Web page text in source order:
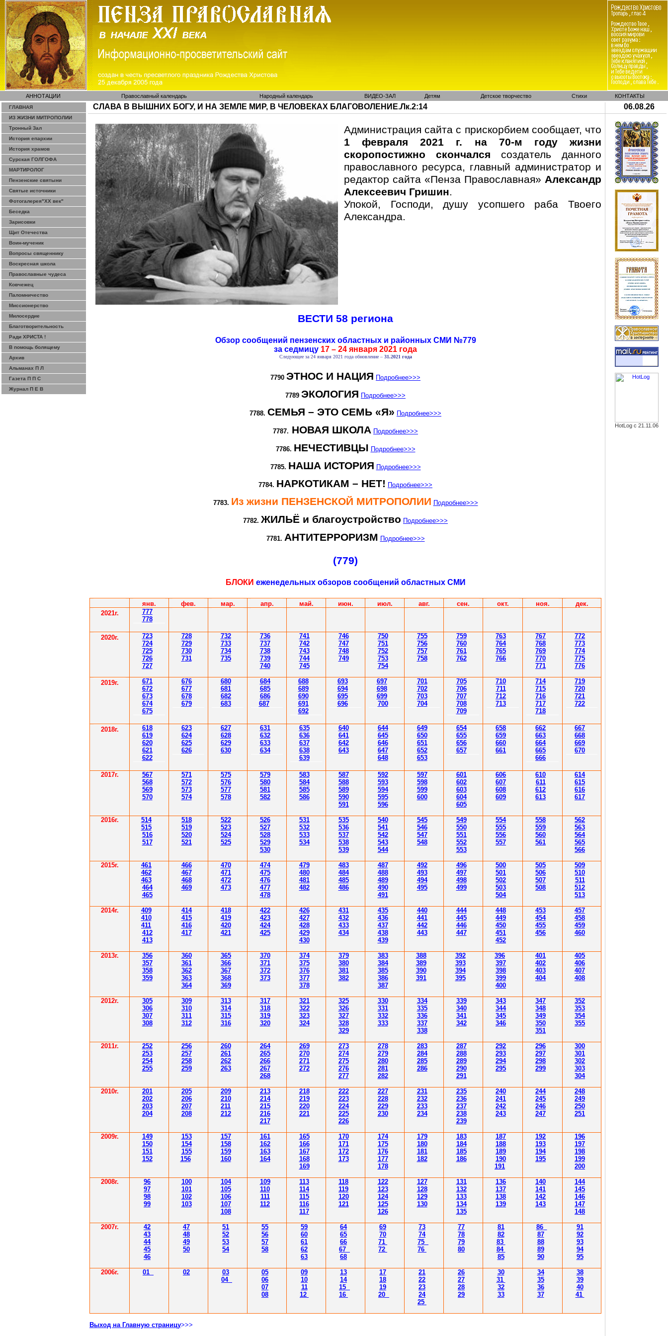
АННОТАЦИИ Православный календарь Народный календарь ВИДЕО-ЗАЛ Детям Детское творчество Стихи КОНТАКТЫ
ГЛАВНАЯ
ИЗ ЖИЗНИ МИТРОПОЛИИ
Тронный Зал
История епархии
История храмов
Сурская ГОЛГОФА
МАРТИРОЛОГ
Пензенские святыни
Святые источники
Фотогалерея"ХХ век"
Беседка
Зарисовки
Щит Отечества
Воин-мученик
Вопросы священнику
Воскресная школа
Православные чудеса
Ковчежец
Паломничество
Миссионерство
Милосердие
Благотворительность
Ради ХРИСТА !
В помощь болящему
Архив
Альманах П Л
Газета П П С
Журнал П Е В
СЛАВА В ВЫШНИХ БОГУ, И НА ЗЕМЛЕ МИР, В ЧЕЛОВЕКАХ БЛАГОВОЛЕНИЕ.Лк.2:14 06.08.26
Администрация сайта с прискорбием сообщает, что
1 февраля 2021 г. на 70-м году жизни
скоропостижно скончался создатель данного
православного ресурса, главный администратор и
редактор сайта «Пенза Православная» Александр
Алексеевич Гришин.
Упокой, Господи, душу усопшего раба Твоего
Александра.
ВЕСТИ 58 региона
Обзор сообщений пензенских областных и районных СМИ №779
за седмицу 17 – 24 января 2021 года
Следующее за 24 января 2021 года обновление –31.2021 года
7790 ЭТНОС И НАЦИЯ Подробнее>>>
7789 ЭКОЛОГИЯ Подробнее>>>
7788. СЕМЬЯ – ЭТО СЕМЬ «Я» Подробнее>>>
7787. НОВАЯ ШКОЛА Подробнее>>>
7786. НЕЧЕСТИВЦЫ Подробнее>>>
7785. НАША ИСТОРИЯ Подробнее>>>
7784. НАРКОТИКАМ – НЕТ! Подробнее>>>
7783. Из жизни ПЕНЗЕНСКОЙ МИТРОПОЛИИ Подробнее>>>
7782. ЖИЛЬЁ и благоустройство Подробнее>>>
7781. АНТИТЕРРОРИЗМ Подробнее>>>
(779)
БЛОКИ еженедельных обзоров сообщений областных СМИ
янв. фев. мар. апр. май. июн. июл. авг. сен. окт. ноя.
дек.
2021г.
777
778
2020г. 723
724
725
726
727
728
729
730
731
732
733
734
735
736
737
738
739
740
741
742
743
744
745
746
747
748
749
750
751
752
753
754
755
756
757
758
759
760
761
762
763
764
765
766
767
768
769
770
771
772
773
774
775
776
2019г.
671
672
673
674
675
676
677
678
679
680
681
682
683
684
685
686
687
688
689
690
691
692
693
694
695
696
697
698
699
700
701
702
703
704
705
706
707
708
709
710
711
712
713
714
715
716
717
718
719
720
721
722
2018г. 618
619
620
621
622
623
624
625
626
627
628
629
630
631
632
633
634
635
636
637
638
639
640
641
642
643
644
645
646
647
648
649
650
651
652
653
654
655
656
657
658
659
660
661
662
663
664
665
666
667
668
669
670
2017г.
567
568
569
570
571
572
573
574
575
576
577
578
579
580
581
582
583
584
585
586
587
588
589
590
591
592
593
594
595
596
597
598
599
600
601
602
603
604
605
606
607
608
609
610
611
612
613
614
615
616
617
2016г.
514
515
516
517
518
519
520
521
522
523
524
525
526
527
528
529
530
531
532
533
534
535
536
537
538
539
540
541
542
543
544
545
546
547
548
549
550
551
552
553
554
555
556
557
558
559
560
561
562
563
564
565
566
2015г. 461
462
463
464
465
466
467
468
469
470
471
472
473
474
475
476
477
478
479
480
481
482
483
484
485
486
487
488
489
490
491
492
493
494
495
496
497
498
499
500
501
502
503
504
505
506
507
508
509
510
511
512
513
2014г. 409
410
411
412
413
414
415
416
417
418
419
420
421
422
423
424
425
426
427
428
429
430
431
432
433
434
435
436
437
438
439
440
441
442
443
444
445
446
447
448
449
450
451
452
453
454
455
456
457
458
459
460
2013г.
356
357
358
359
360
361
362
363
364
365
366
367
368
369
370
371
372
373
374
375
376
377
378
379
380
381
382
383
384
385
386
387
388
389
390
391
392
393
394
395
396
397
398
399
400
401
402
403
404
405
406
407
408
2012г. 305
306
307
308
309
310
311
312
313
314
315
316
317
318
319
320
321
322
323
324
325
326
327
328
329
330
331
332
333
334
335
336
337
338
339
340
341
342
343
344
345
346
347
348
349
350
351
352
353
354
355
2011г.
252
253
254
255
256
257
258
259
260
261
262
263
264
265
266
267
268
269
270
271
272
273
274
275
276
277
278
279
280
281
282
283
284
285
286
287
288
289
290
291
292
293
294
295
296
297
298
299
300
301
302
303
304
2010г.
201
202
203
204
205
206
207
208
209
210
211
212
213
214
215
216
217
218
219
220
221
222
223
224
225
226
227
228
229
230
231
232
233
234
235
236
237
238
239
240
241
242
243
244
245
246
247
248
249
250
251
2009г.
149
150
151
152
153
154
155
156
157
158
159
160
161
162
163
164
165
166
167
168
169
170
171
172
173
174
175
176
177
178
179
180
181
182
183
184
185
186
187
188
189
190
191
192
193
194
195
196
197
198
199
200
2008г.
96
97
98
99
100
101
102
103
104
105
106
107
108
109
110
111
112
113
114
115
116
117
118
119
120
121
122
123
124
125
126
127
128
129
130
131
132
133
134
135
136
137
138
139
140
141
142
143
144
145
146
147
148
2007г.
42
43
44
45
46
47
48
49
50
51
52
53
54
55
56
57
58
59
60
61
62
63
64
65
66
67
68
69
70
71
72
73
74
75
76
77
78
79
80
81
82
83
84
85
86
87
88
89
90
91
92
93
94
95
2006г. 01 02
03
04
05
06
07
08
09
10
11
12
13
14
15
16
17
18
19
20
21
22
23
24
25
26
27
28
29
30
31
32
33
34
35
36
37
38
39
40
41
Выход на Главную страницу>>>
HotLog с 21.11.06